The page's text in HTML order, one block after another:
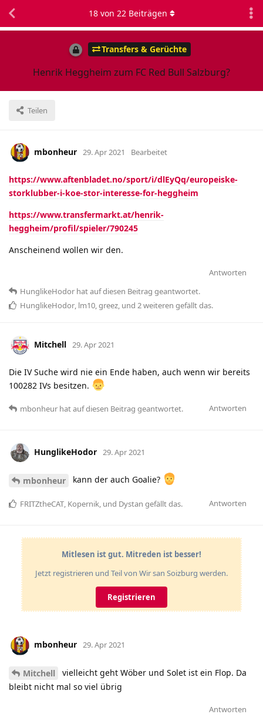
Transfers & Gerüchte
Henrik Heggheim zum FC Red Bull Salzburg?
Teilen
18von 22Beiträgen
mbonheur 29. Apr 2021 Bearbeitet
https://www.aftenbladet.no/sport/i/dlEyQq/europeiske-
storklubber-i-koe-stor-interesse-for-heggheim
https://www.transfermarkt.at/henrik-
heggheim/profil/spieler/790245
Anscheinend wollen wir den.
Antworten
HunglikeHodor hatauf diesen Beitrag geantwortet.
HunglikeHodor, lm10,greez, und 2weiteren gefällt das.
Mitchell 29. Apr 2021
Die IV Suche wird nie ein Ende haben, auch wenn wir bereits
100282 IVs besitzen.
Antworten
mbonheur hatauf diesen Beitrag geantwortet.
HunglikeHodor 29. Apr 2021
mbonheur kann der auch Goalie?
Antworten
FRITZtheCAT Kopernik , und Dystan gefällt das.
Mitlesen ist gut. Mitreden ist besser!
Jetzt registrieren und Teil von Wir san Soizburg werden.
Registrieren
mbonheur 29. Apr 2021
Mitchell
vielleicht geht Wöber und Solet ist ein Flop. Da
bleibt nicht mal so viel übrig
Antworten